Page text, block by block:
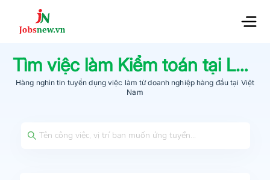
Tìm việc làm Kiểm toán tại Lai Châu
Hàng nghìn tin tuyển dụng việc làm từdoanh nghiệp hàng đầu tại Việt
Nam